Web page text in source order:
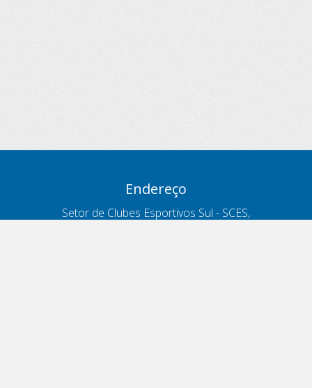
Endereço
Setor de Clubes Esportivos Sul - SCES,